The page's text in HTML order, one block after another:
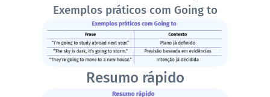
Exemplos práticos com Going to
Resumo rápido